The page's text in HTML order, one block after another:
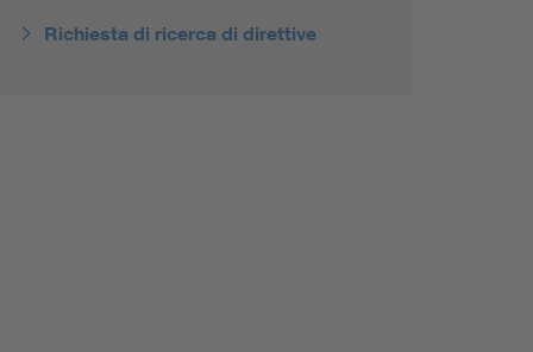
Richiesta di ricerca di direttive